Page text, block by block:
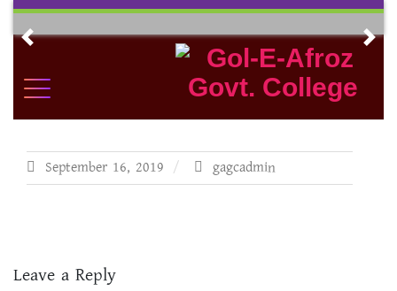
Skip
contentPrevious
September 16, 2019 gagcadmin
Leave a Reply